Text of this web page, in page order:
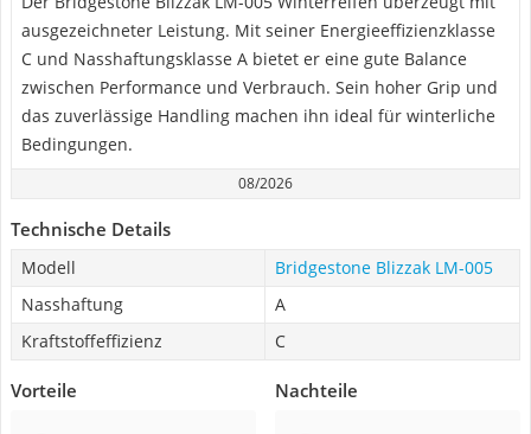
ausgezeichneter Leistung. Mit seiner Energieeffizienzklasse
C und Nasshaftungsklasse A bietet er eine gute Balance
zwischen Performance und Verbrauch. Sein hoher Grip und
das zuverlässige Handling machen ihn ideal für winterliche
Bedingungen.
08/2026
Technische Details
Modell
Bridgestone Blizzak LM-005
Nasshaftung
A
Kraftstoffeffizienz
C
Vorteile Nachteile